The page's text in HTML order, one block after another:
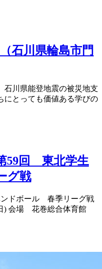
石川県輪島市門
石川県能登地震の被災地支
にとっても価値ある学びの
59回 東北学生
グ戦
ドボール 春季リーグ戦
) 会場 花巻総合体育館